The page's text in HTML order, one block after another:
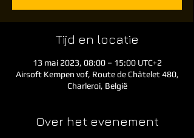
Tijd en locatie
13 mai 2023, 08:00 – 15:00 UTC+2
Airsoft Kempen vof, Route de Châtelet 480,
Charleroi, België
Over het evenement